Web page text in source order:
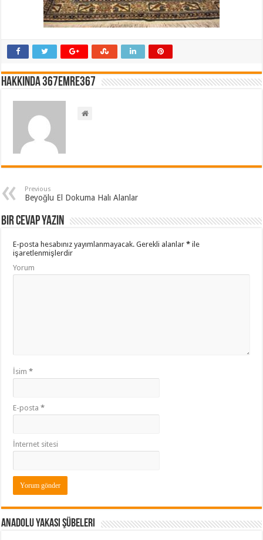
Hakkında 367emre367
Previous
Beyoğlu El Dokuma Halı Alanlar
Bir cevap yazın
E-posta hesabınız yayımlanmayacak. Gerekli alanlar* ile
işaretlenmişlerdir
Yorum
İsim*
E-posta*
İnternet sitesi
Anadolu Yakası Şübeleri